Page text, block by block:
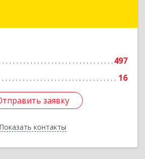
497
16
заявку
Показать контакты
обл, Владимир г,
заявку
Назад